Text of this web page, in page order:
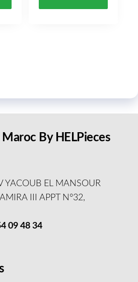
By HELPieces
YACOUB EL MANSOUR
III APPT N°32,
09 48 34